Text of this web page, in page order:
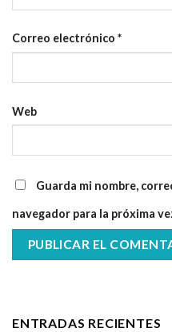
Correo electrónico *
Web
Guarda mi nombre,
navegador para la próxima
ENTRADAS RECIENTES